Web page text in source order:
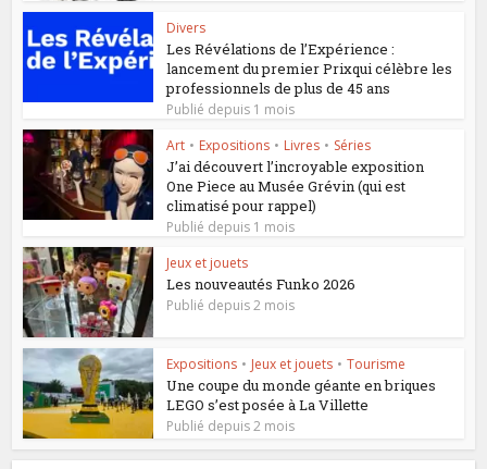
Divers
Les Révélations de l’Expérience :
lancement du premier Prixqui célèbre les
professionnels de plus de 45 ans
Publié depuis 1 mois
Art • Expositions • Livres • Séries
J’ai découvert l’incroyable exposition
One Piece au Musée Grévin (qui est
climatisé pour rappel)
Publié depuis 1 mois
Jeux et jouets
Les nouveautés Funko 2026
Publié depuis 2 mois
Expositions • Jeux et jouets • Tourisme
Une coupe du monde géante en briques
LEGO s’est posée à La Villette
Publié depuis 2 mois